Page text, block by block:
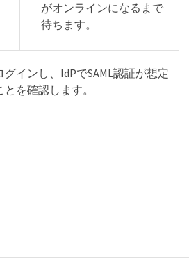
がオンラインになるまで
待ちます。
グインし、IdPでSAML認証が想定
を確認します。